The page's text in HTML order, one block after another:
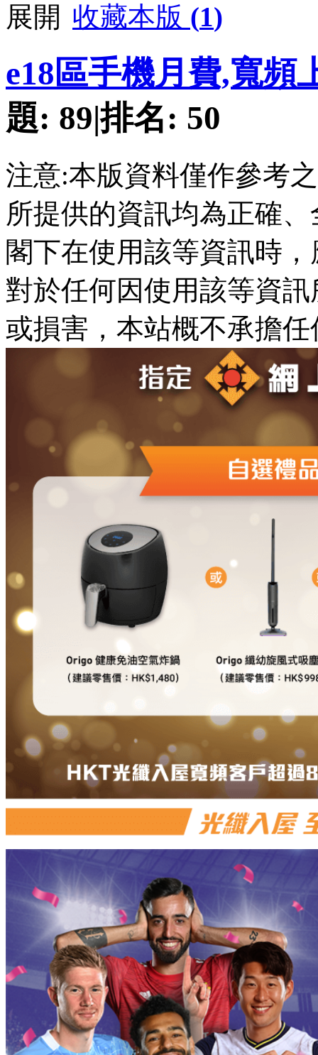
收藏本版 (1)
e18區手機月費,寬頻
題: 89|排名: 50
注意:本版資料僅作參考
所提供的資訊均為正確
閣下在使用該等資訊時
對於任何因使用該等資
或損害，本站概不承擔